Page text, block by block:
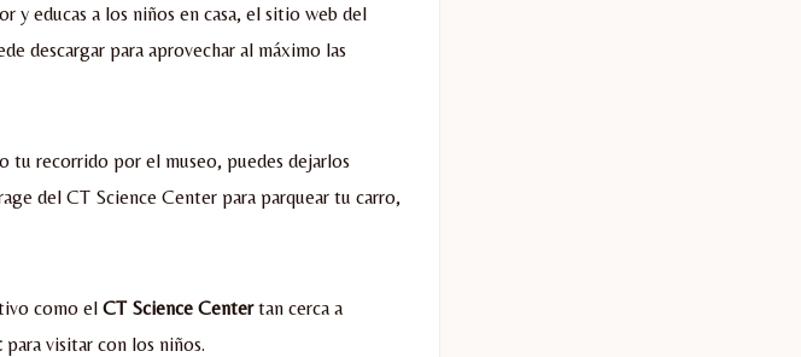
y educas a los niños en casa, el sitio web del
descargar para aprovechar al máximo las
tu recorrido por el museo, puedes dejarlos
del CT Science Center para parquear tu carro,
como el CT Science Centertan cerca a
para visitar con los niños.